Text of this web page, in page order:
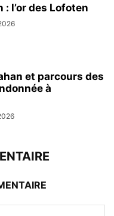
: l’or des Lofoten
et parcours des
à